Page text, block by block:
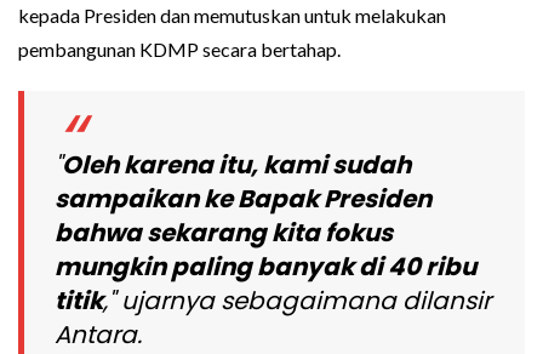
kepada Presiden dan memutuskan untuk melakukan
pembangunan KDMP secara bertahap.
"Oleh karena itu, kami sudah
sampaikan ke Bapak Presiden
bahwa sekarang kita fokus
mungkin paling banyak di 40 ribu
titik," ujarnya sebagaimana dilansir
Antara.